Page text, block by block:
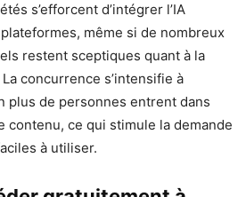
s’efforcent d’intégrer l’IA
même si de nombreux
restent sceptiques quant à la
concurrence s’intensifie à
plus de personnes entrent dans
contenu, ce qui stimule la demande
à utiliser.